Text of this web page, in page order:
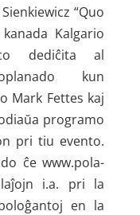
“Quo
Kalgario
dediĉita al
kun
Mark Fettes kaj
programo
pri tiu evento.
ĉe www.pola-
i.a. pri la
en la